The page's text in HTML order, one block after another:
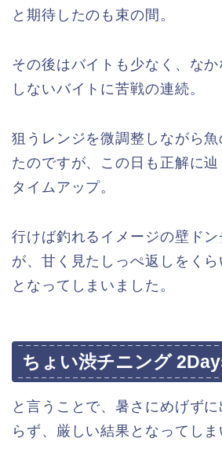
と期待したのも束の間。
その後はバイトも少なく、な
しないバイトに苦戦の連続。
狙うレンジを微調整しながら
たのですが、この日も正解に辿
タイムアップ。
行けば釣れるイメージの壁ド
が、甘く見たしっぺ返しをく
となってしまいました。
ちょい渋チニング
と言うことで、暑さにめげず
らず、厳しい結果となってしま